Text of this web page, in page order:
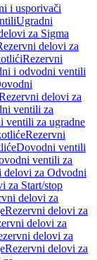
i usporivači
Ugradni
za Sigma
delovi za
Rezervni
i odvodni ventili
delovi za
ventili za
ventili za ugradne
Rezervni
Dovodni ventili
ventili za
delovi za Odvodni
za Start/stop
delovi za
Rezervni delovi za
delovi za
delovi za
Rezervni delovi za